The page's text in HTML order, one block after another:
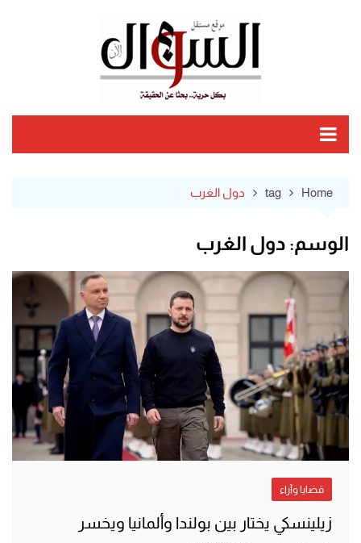
Home
tag دول الغرب
الوسم: دول الغرب
قضايا وآراء
زيلينسكي يختار بين بولندا وألمانيا ويخسر